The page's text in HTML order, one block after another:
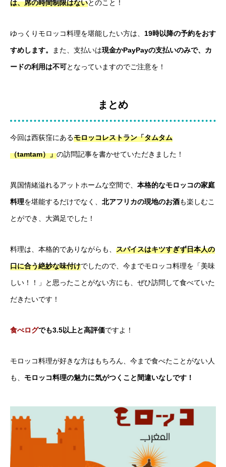
は、席の時間制限はないとのこと！
ゆっくりモロッコ料理を堪能したい方は、 19時以降の予約をおす
すめします。 また、支払いは現金かPayPayの支払いのみで、 カ
ードの利用は不可となっていますのでご注意を！
まとめ
今回は西荻窪にあるモロッコレストラン「タムタム
（tamtam）」の訪問記事を書かせていただきました！
異国情緒溢れるアットホームな空間で、 本格的なモロッコの家庭
料理を堪能するだけでなく、 北アフリカの現地のお酒も楽しむこ
とができ、大満足でした！
料理は、本格的でありながらも、 スパイスはキツすぎず日本人の
口に合う絶妙な味付けでしたので、今までモロッコ料理を「美味
しい！！」と思ったことがない方にも、ぜひ訪問して食べていた
だきたいです！
食べログでも3.5以上と高評価ですよ！
モロッコ料理が好きな方はもちろん、今まで食べたことがない人
も、 モロッコ料理の魅力に気がつくこと間違いなしです！